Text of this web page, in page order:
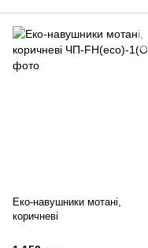
Еко-навушники мотані,
коричневі